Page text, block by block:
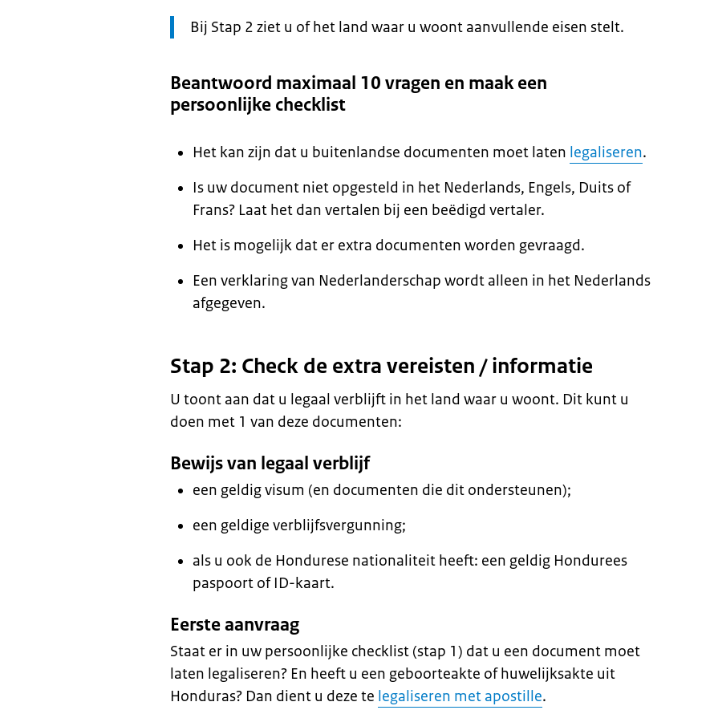
Let
Bij Stap 2 ziet u of het land waar u woont aanvullende eisen stelt.
Beantwoord maximaal 10 vragen en maak een
persoonlijke checklist
Het kan zijn dat u buitenlandse documenten moet laten legaliseren.
Is uw document niet opgesteld in het Nederlands, Engels, Duits of
Frans? Laat het dan vertalen bij een beëdigd vertaler.
Het is mogelijk dat er extra documenten worden gevraagd.
Een verklaring van Nederlanderschap wordt alleen in het Nederlands
afgegeven.
Stap 2: Check de extra vereisten / informatie
U toont aan dat u legaal verblijft in het land waar u woont. Dit kunt u
doen met 1 van deze documenten:
Bewijs van legaal verblijf
een geldig visum (en documenten die dit ondersteunen);
een geldige verblijfsvergunning;
als u ook de Hondurese nationaliteit heeft: een geldig Hondurees
paspoort of ID-kaart.
Eerste aanvraag
Staat er in uw persoonlijke checklist (stap 1) dat u een document moet
laten legaliseren? En heeft u een geboorteakte of huwelijksakte uit
Honduras? Dan dient u deze te legaliseren met apostille.